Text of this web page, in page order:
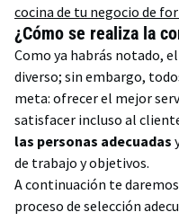
cocina de tu negocio de
¿Cómo se realiza la
Como ya habrás notado,
diverso; sin embargo,
meta: ofrecer el mejor
satisfacer incluso al
las personas adecuadas
de trabajo y objetivos.
A continuación te
proceso de selección